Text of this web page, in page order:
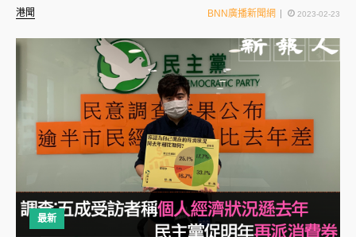
港聞 BNN廣播新聞網 2023-02-23
最新